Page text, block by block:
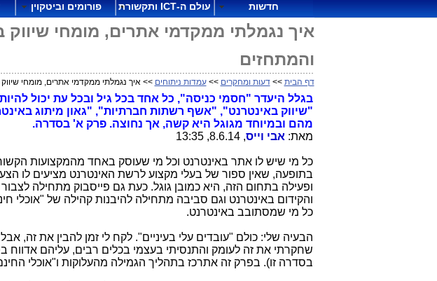
חדשות עולם ה-ICT ותקשורת פורומים וביטקוין
איך נגמלתי ממקדמי אתרים, מומחי
והמתחזים
דף הבית >>דעות ומחקרים >>עמדות ניתוחים >> איך נגמלתי ממקדמי אתרים, מומחי
"שיווק באינטרנט", "אשף רשתות חברתיות", "גאון מיתוג
מהם ובמיוחד מגוגל היא קשה, אך נחוצה. פרק א' בסדרה.
מאת: אבי וייס, 8.6.14, 13:35
כל מי שיש לו אתר באינטרנט וכל מי שעוסק באחד מהמקצועות
בתופעה, שאין ספור של בעלי מקצוע לרשת האינטרנט מציעים לו
ופעילה בתחום הזה, היא כמובן גוגל. כעת גם פייסבוק מתחילה
והקידום באינטרנט וגם סביבה מתחילה להיבנות קהילה של "אוכלי
כל מי שמסתובב באינטרנט.
הבעיה שלי: כולם "עובדים עלי בעיניים". לקח לי זמן להבין את זה,
שחקרתי את זה לעומק והתנסיתי בעצמי בכלים רבים, עליהם אדווח
בסדרה זו). בפרק זה אתרכז בתהליך הגמילה מהעלוקות ו"אוכלי